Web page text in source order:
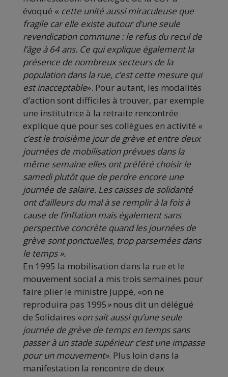
évoqué « cette unité aussi miraculeuse que
fragile car elle existe autour d’une seule
revendication commune : le refus du recul de
l’âge à 64 ans. Ce qui explique également la
présence de nombreux secteurs de la
population dans la rue, c’est cette mesure qui
est inacceptable». Pour autant, les modalités
d’action sont difficiles à trouver, par exemple
une institutrice à la retraite rencontrée
explique que pour ses collègues en activité «
c’est le troisième jour de grève et entre deux
journées de mobilisation prévues dans la
même semaine elles ont préféré choisir le
samedi plutôt que de perdre encore une
journée de salaire. Les caisses de solidarité
ont d’ailleurs du mal à se remplir à la fois à
cause de l’inflation mais également sans
perspective concrète quand les journées de
grève sont ponctuelles, trop parsemées dans
le temps ».
En 1995 la mobilisation dans la rue et le
mouvement social a mis trois semaines pour
faire plier le ministre Juppé, «on ne
reproduira pas 1995»nous dit un délégué
de Solidaires «on sait aussi qu’une seule
journée de grève de temps en temps sans
passer à un stade supérieur c’est une impasse
pour un mouvement». Plus loin dans la
manifestation la rencontre de deux